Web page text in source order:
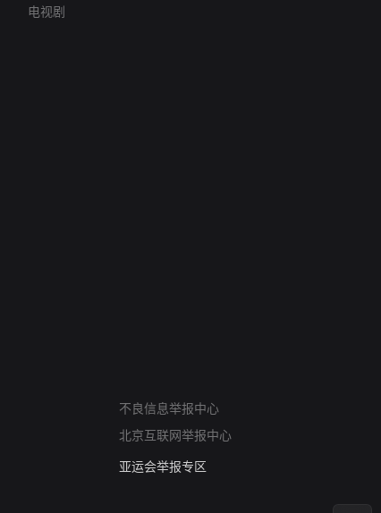
电视剧
不良信息举报中心
北京互联网举报中心
12318 文化市场举报
算法推荐专项举报